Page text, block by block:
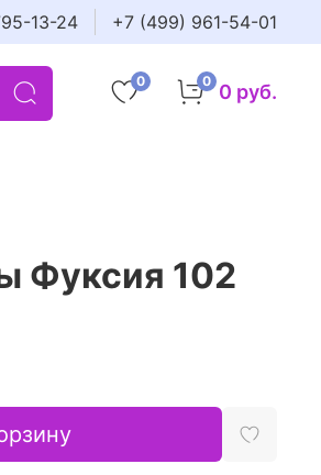
13-24 +7 (499) 961-54-01
0 0 0 руб.
Фуксия 102